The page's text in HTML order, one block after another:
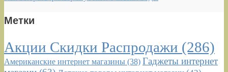
Метки
Акции Скидки Распродажи (286)
Американские интернет магазины (38) Гаджеты интернет